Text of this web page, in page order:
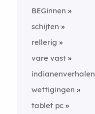
BEGinnen
schijten
rellerig
vare vast
indianenverhalen
wettigingen
tablet pc